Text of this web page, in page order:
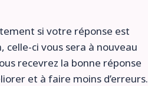
si votre réponse est
celle-ci vous sera à nouveau
recevrez la bonne réponse
et à faire moins d’erreurs.